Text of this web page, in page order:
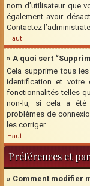
nom d’utilisateur que
également avoir
Contactez
Haut
» A quoi sert
Cela supprime tous
identification et votre
fonctionnalités telles
non-lu, si cela a été
problèmes de
les corriger.
Haut
Préférences et
» Comment modifier